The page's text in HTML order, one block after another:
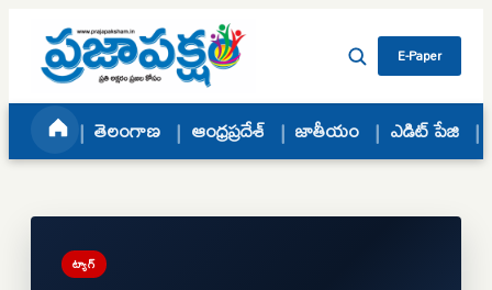
Skip to content
E-Paper
తెలంగాణ ఆంధ్రప్రదేశ్ జాతీయం ఎడిట్ పేజి
ట్యాగ్